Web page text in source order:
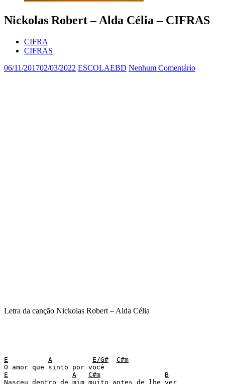
Nickolas Robert – Alda Célia – CIFRAS
CIFRA
CIFRAS
06/11/201702/03/2022 ESCOLAEBD Nenhum Comentário
Letra da canção Nickolas Robert – Alda Célia
E A E/G#
C#m
E
A C#m
B